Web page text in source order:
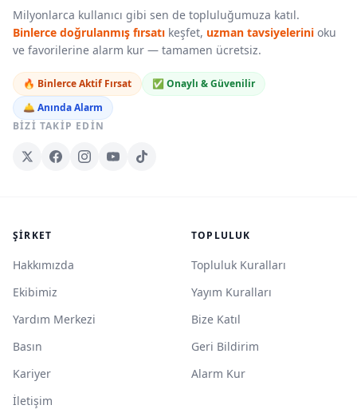
Milyonlarca kullanıcı gibi sen de topluluğumuza katıl.
Binlerce doğrulanmış fırsatı keşfet, uzman tavsiyelerini oku
ve favorilerine alarm kur — tamamen ücretsiz.
🔥 Binlerce Aktif Fırsat
✅ Onaylı & Güvenilir
🛎️ Anında Alarm
BIZI TAKIP EDIN
ŞIRKET
Hakkımızda
Ekibimiz
Yardım Merkezi
Basın
Kariyer
İletişim
TOPLULUK
Topluluk Kuralları
Yayım Kuralları
Bize Katıl
Geri Bildirim
Alarm Kur